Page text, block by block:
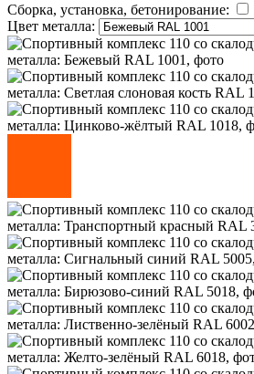
Сборка, установка, бетонирование:
Цвет металла: